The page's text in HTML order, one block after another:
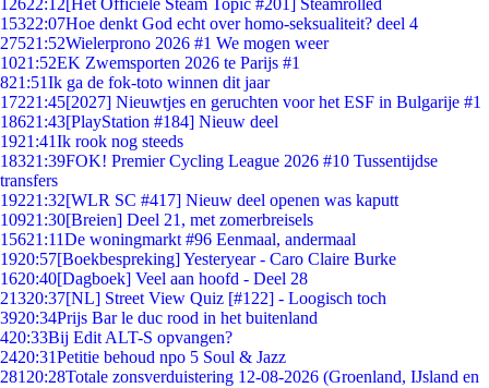
12622:12[Het Officiële Steam Topic #201] Steamrolled
15322:07Hoe denkt God echt over homo-seksualiteit? deel 4
27521:52Wielerprono 2026 #1 We mogen weer
1021:52EK Zwemsporten 2026 te Parijs #1
821:51Ik ga de fok-toto winnen dit jaar
17221:45[2027] Nieuwtjes en geruchten voor het ESF in Bulgarije #1
18621:43[PlayStation #184] Nieuw deel
1921:41Ik rook nog steeds
18321:39FOK! Premier Cycling League 2026 #10 Tussentijdse
transfers
19221:32[WLR SC #417] Nieuw deel openen was kaputt
10921:30[Breien] Deel 21, met zomerbreisels
15621:11De woningmarkt #96 Eenmaal, andermaal
1920:57[Boekbespreking] Yesteryear - Caro Claire Burke
1620:40[Dagboek] Veel aan hoofd - Deel 28
21320:37[NL] Street View Quiz [#122] - Loogisch toch
3920:34Prijs Bar le duc rood in het buitenland
420:33Bij Edit ALT-S opvangen?
2420:31Petitie behoud npo 5 Soul & Jazz
281 20:28Totale zonsverduistering 12-08-2026 (Groenland, IJsland en